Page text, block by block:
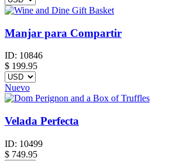
Manjar para Compartir
ID: 10846
$ 199.95
Nuevo
Velada Perfecta
ID: 10499
$ 749.95